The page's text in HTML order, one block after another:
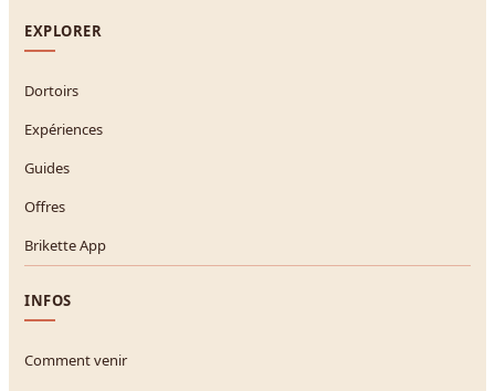
EXPLORER
Dortoirs
Expériences
Guides
Offres
Brikette App
INFOS
Comment venir